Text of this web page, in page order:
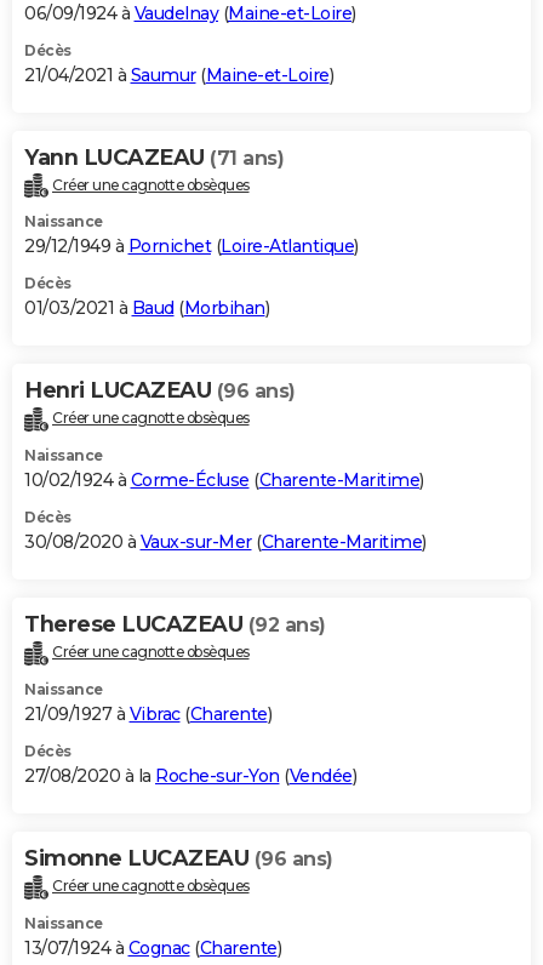
06/09/1924 à Vaudelnay(Maine-et-Loire)
Décès
21/04/2021 à Saumur(Maine-et-Loire)
Yann LUCAZEAU (71 ans)
Créer une cagnotte obsèques
Naissance
29/12/1949 à Pornichet(Loire-Atlantique)
Décès
01/03/2021 à Baud (Morbihan)
Henri LUCAZEAU (96 ans)
Créer une cagnotte obsèques
Naissance
10/02/1924 à Corme-Écluse (Charente-Maritime)
Décès
30/08/2020 à Vaux-sur-Mer(Charente-Maritime)
Therese LUCAZEAU (92 ans)
Créer une cagnotte obsèques
Naissance
21/09/1927 à Vibrac(Charente)
Décès
27/08/2020 à la Roche-sur-Yon (Vendée)
Simonne LUCAZEAU (96 ans)
Créer une cagnotte obsèques
Naissance
13/07/1924 à Cognac(Charente)